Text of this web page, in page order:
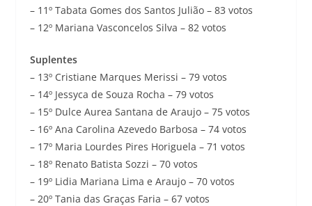
– 11º Tabata Gomes dos Santos Julião – 83 votos
– 12º Mariana Vasconcelos Silva – 82 votos
Suplentes
– 13º Cristiane Marques Merissi – 79 votos
– 14º Jessyca de Souza Rocha – 79 votos
– 15º Dulce Aurea Santana de Araujo – 75 votos
– 16º Ana Carolina Azevedo Barbosa – 74 votos
– 17º Maria Lourdes Pires Horiguela – 71 votos
– 18º Renato Batista Sozzi – 70 votos
– 19º Lidia Mariana Lima e Araujo – 70 votos
– 20º Tania das Graças Faria – 67 votos